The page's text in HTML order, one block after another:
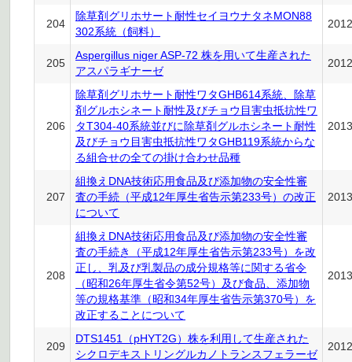
204
除草剤グリホサート耐性セイヨウナタネMON88
302系統（飼料）
205
Aspergillus niger ASP-72 株を用いて生産された
アスパラギナーゼ
206
除草剤グリホサート耐性ワタGHB614系統、除草
剤グルホシネート耐性及びチョウ目害虫抵抗性ワ
タT304-40系統並びに除草剤グルホシネート耐性
及びチョウ目害虫抵抗性ワタGHB119系統からな
る組合せの全ての掛け合わせ品種
207
組換えDNA技術応用食品及び添加物の安全性審
査の手続（平成12年厚生省告示第233号）の改正
について
208
組換えDNA技術応用食品及び添加物の安全性審
査の手続き（平成12年厚生省告示第233号）を改
正し、乳及び乳製品の成分規格等に関する省令
（昭和26年厚生省令第52号）及び食品、添加物
等の規格基準（昭和34年厚生省告示第370号）を
改正することについて
209
DTS1451（pHYT2G）株を利用して生産された
シクロデキストリングルカノトランスフェラーゼ